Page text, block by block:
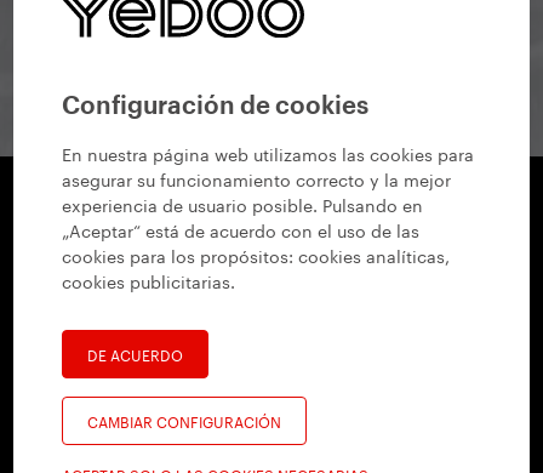
Configuración de cookies
En nuestra página web utilizamos las cookies para
asegurar su funcionamiento correcto y la mejor
experiencia de usuario posible. Pulsando en
„Aceptar“ está de acuerdo con el uso de las
cookies para los propósitos:cookies analíticas,
cookies publicitarias.
DE ACUERDO
CAMBIAR CONFIGURACIÓN
Yedoo
+420 737 279 228 info@yedoo.eu
Síguenos en redes sociales